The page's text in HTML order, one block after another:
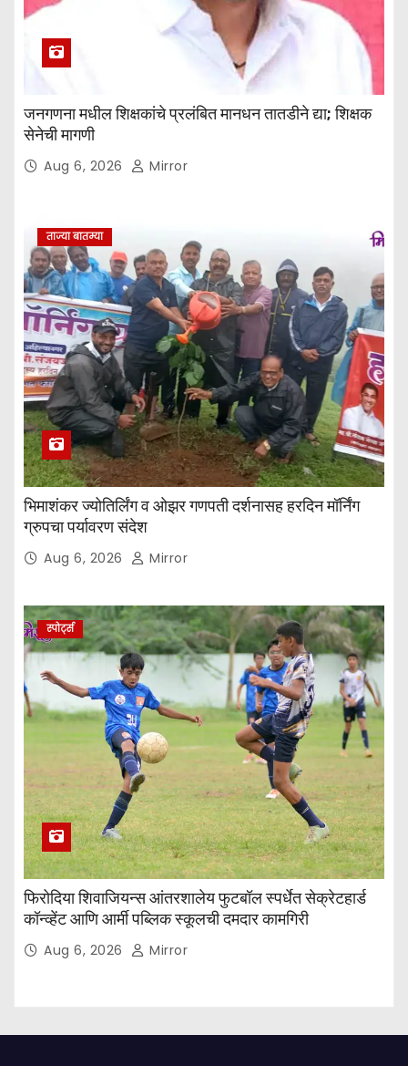
जनगणना मधील शिक्षकांचे प्रलंबित मानधन तातडीने द्या; शिक्षक
सेनेची मागणी
Aug 6, 2026 Mirror
ताज्या बातम्या
भिमाशंकर ज्योतिर्लिंग व ओझर गणपती दर्शनासह हरदिन मॉर्निंग
ग्रुपचा पर्यावरण संदेश
Aug 6, 2026 Mirror
स्पोर्ट्स
फिरोदिया शिवाजियन्स आंतरशालेय फुटबॉल स्पर्धेत सेक्रेटहार्ड
कॉन्व्हेंट आणि आर्मी पब्लिक स्कूलची दमदार कामगिरी
Aug 6, 2026 Mirror